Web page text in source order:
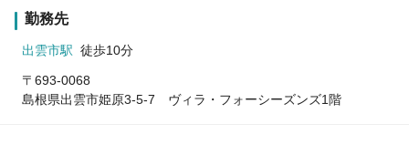
勤務先
出雲市駅 徒歩10分
〒693-0068
島根県出雲市姫原3-5-7 ヴィラ・フォーシーズンズ1階